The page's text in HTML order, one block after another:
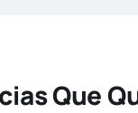
Que